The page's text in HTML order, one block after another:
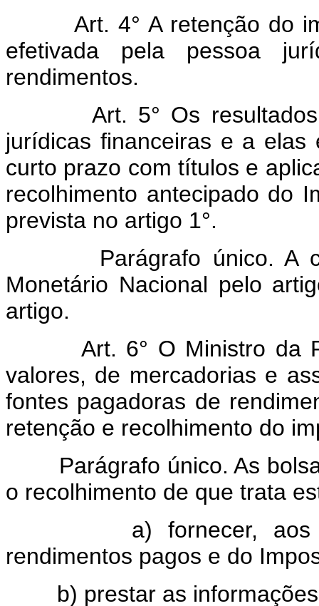
Art. 4° A retenção do
efetivada pela pessoa
rendimentos.
Art. 5° Os
jurídicas financeiras e a elas
curto prazo com títulos e
recolhimento antecipado do
prevista no artigo 1°.
Parágrafo único. A
Monetário Nacional pelo
artigo.
Art. 6° O Ministro da
valores, de mercadorias e
fontes pagadoras de
retenção e recolhimento do
Parágrafo único. As
o recolhimento de que trata
a) fornecer, aos
rendimentos pagos e do
b) prestar as informações